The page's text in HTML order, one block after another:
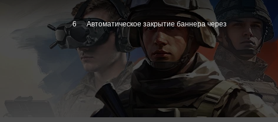
6 Автоматическое закрытие баннера через